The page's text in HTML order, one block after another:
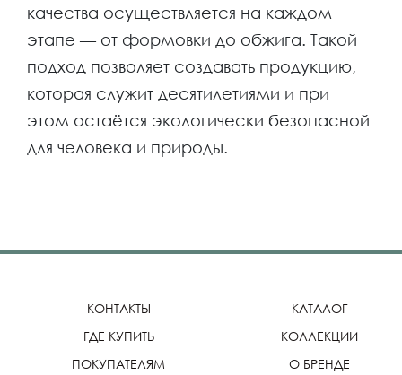
качества осуществляется на каждом
этапе — от формовки до обжига. Такой
подход позволяет создавать продукцию,
которая служит десятилетиями и при
этом остаётся экологически безопасной
для человека и природы.
КОНТАКТЫ
ГДЕ КУПИТЬ
ПОКУПАТЕЛЯМ
КАТАЛОГ
КОЛЛЕКЦИИ
О БРЕНДЕ